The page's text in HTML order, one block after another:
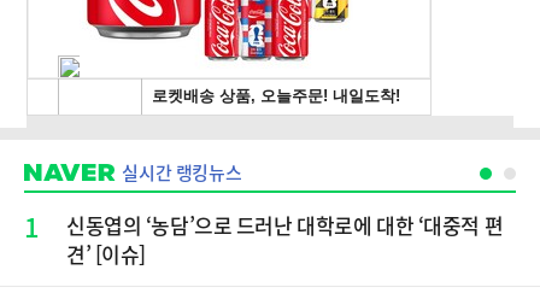
실시간 랭킹뉴스
1
신동엽의 ‘농담’으로 드러난 대학로에 대한 ‘대중적 편
견’ [이슈]